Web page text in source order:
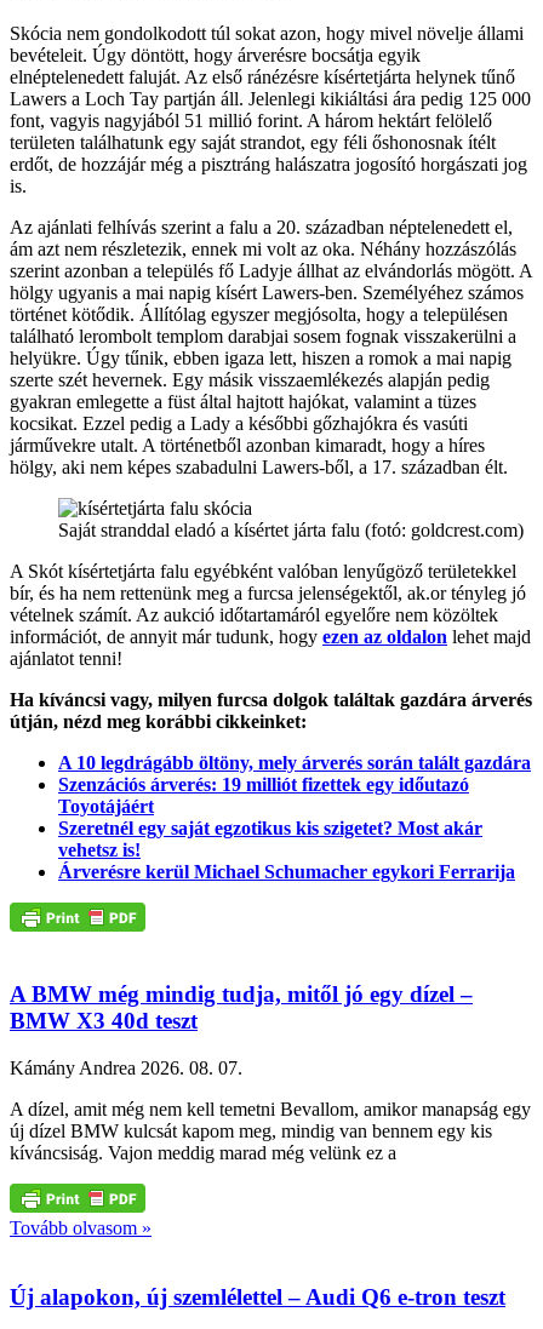
Skócia nem gondolkodott túl sokat azon, hogy mivel növelje állami
bevételeit. Úgy döntött, hogy árverésre bocsátja egyik
elnéptelenedett faluját. Az első ránézésre kísértetjárta helynek tűnő
Lawers a Loch Tay partján áll. Jelenlegi kikiáltási ára pedig 125 000
font, vagyis nagyjából 51 millió forint. A három hektárt felölelő
területen találhatunk egy saját strandot, egy féli őshonosnak ítélt
erdőt, de hozzájár még a pisztráng halászatra jogosító horgászati jog
is.
Az ajánlati felhívás szerint a falu a 20. században néptelenedett el,
ám azt nem részletezik, ennek mi volt az oka. Néhány hozzászólás
szerint azonban a település fő Ladyje állhat az elvándorlás mögött. A
hölgy ugyanis a mai napig kísért Lawers-ben. Személyéhez számos
történet kötődik. Állítólag egyszer megjósolta, hogy a településen
található lerombolt templom darabjai sosem fognak visszakerülni a
helyükre. Úgy tűnik, ebben igaza lett, hiszen a romok a mai napig
szerte szét hevernek. Egy másik visszaemlékezés alapján pedig
gyakran emlegette a füst által hajtott hajókat, valamint a tüzes
kocsikat. Ezzel pedig a Lady a későbbi gőzhajókra és vasúti
járművekre utalt. A történetből azonban kimaradt, hogy a híres
hölgy, aki nem képes szabadulni Lawers-ből, a 17. században élt.
Saját stranddal eladó a kísértet járta falu (fotó: goldcrest.com)
A Skót kísértetjárta falu egyébként valóban lenyűgöző területekkel
bír, és ha nem rettenünk meg a furcsa jelenségektől, ak.or tényleg jó
vételnek számít. Az aukció időtartamáról egyelőre nem közöltek
információt, de annyit már tudunk, hogy ezen az oldalon lehet majd
ajánlatot tenni!
Ha kíváncsi vagy, milyen furcsa dolgok találtak gazdára árverés
útján, nézd meg korábbi cikkeinket:
A 10 legdrágább öltöny, mely árverés során talált gazdára
Szenzációs árverés: 19 milliót fizettek egy időutazó
Toyotájáért
Szeretnél egy saját egzotikus kis szigetet? Most akár
vehetsz is!
Árverésre kerül Michael Schumacher egykori Ferrarija
A BMW még mindig tudja, mitől jó egy dízel –
BMW X3 40d teszt
Kámány Andrea 2026. 08. 07.
A dízel, amit még nem kell temetni Bevallom, amikor manapság egy
új dízel BMW kulcsát kapom meg, mindig van bennem egy kis
kíváncsiság. Vajon meddig marad még velünk ez a
Tovább olvasom »
Új alapokon, új szemlélettel – Audi Q6 e-tron teszt